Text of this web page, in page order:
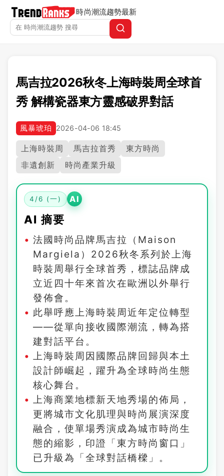
時尚潮流趨勢最新
馬吉拉2026秋冬上海時裝周全球首
秀 解構瓷器東方靈感破界對話
風暴琥珀 2026-04-06 18:45
上海時裝周 馬吉拉首秀
東方時尚
非遺創新
時尚產業升級
4/6 (一) AI
AI 摘要
法國時尚品牌馬吉拉（Maison
Margiela）2026秋冬系列於上海
時裝周舉行全球首秀，標誌品牌成
立近四十年來首次在歐洲以外舉行
發佈會。
此舉呼應上海時裝周近年定位轉型
——從單向接收國際潮流，轉為搭
建對話平台。
上海時裝周因國際品牌回歸與本土
設計師崛起，躍升為全球時尚生態
核心舞台。
上海商業地標新天地秀場的佈局，
更將城市文化肌理與時尚展演深度
融合，使單場秀演成為城市時尚生
態的縮影，印證「東方時尚窗口」
已升級為「全球對話橋樑」。